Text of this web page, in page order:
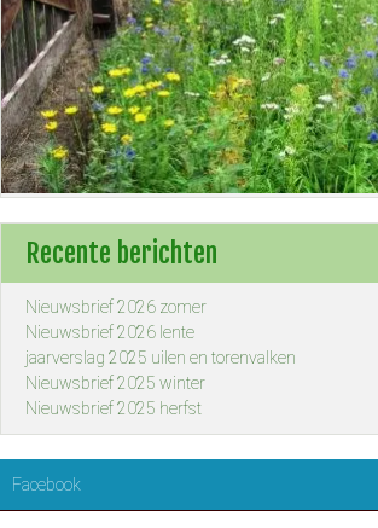
Recente berichten
Nieuwsbrief 2026 zomer
Nieuwsbrief 2026 lente
jaarverslag 2025 uilen en torenvalken
Nieuwsbrief 2025 winter
Nieuwsbrief 2025 herfst
Facebook